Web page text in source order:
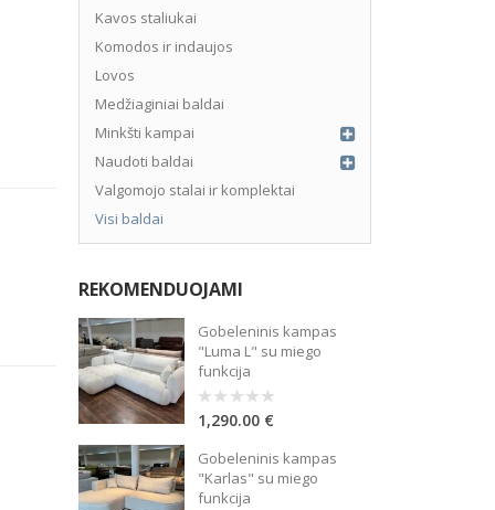
mokestis – 3%, sutarties administravimo mokestis –
Kavos staliukai
Komodos ir indaujos
Lovos
Medžiaginiai baldai
Minkšti kampai
Naudoti baldai
Valgomojo stalai ir komplektai
Visi baldai
REKOMENDUOJAMI
Gobeleninis kampas
"Luma L" su miego
funkcija
0
out
5
1,290.00 €
Gobeleninis kampas
"Karlas" su miego
funkcija